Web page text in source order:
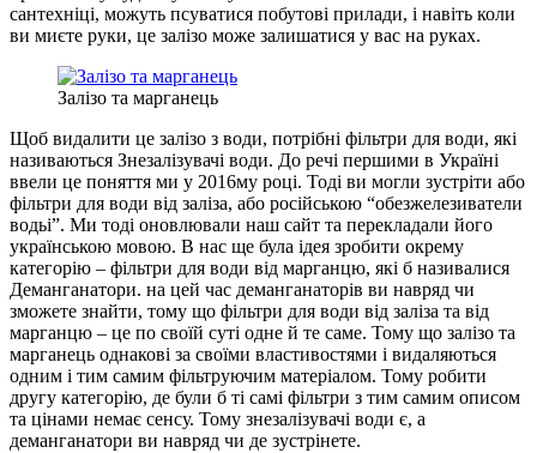
сантехніці, можуть псуватися побутові прилади, і навіть коли
ви миєте руки, це залізо може залишатися у вас на руках.
Залізо та марганець
Щоб видалити це залізо з води, потрібні фільтри для води, які
називаються Знезалізувачі води. До речі першими в Україні
ввели це поняття ми у 2016му році. Тоді ви могли зустріти або
фільтри для води від заліза, або російською “обезжелезиватели
водьі”. Ми тоді оновлювали наш сайт та перекладали його
українською мовою. В нас ще була ідея зробити окрему
категорію – фільтри для води від марганцю, які б називалися
Деманганатори. на цей час деманганаторів ви навряд чи
зможете знайти, тому що фільтри для води від заліза та від
марганцю – це по своїй суті одне й те саме. Тому що залізо та
марганець однакові за своїми властивостями і видаляються
одним і тим самим фільтруючим матеріалом. Тому робити
другу категорію, де були б ті самі фільтри з тим самим описом
та цінами немає сенсу. Тому знезалізувачі води є, а
деманганатори ви навряд чи де зустрінете.